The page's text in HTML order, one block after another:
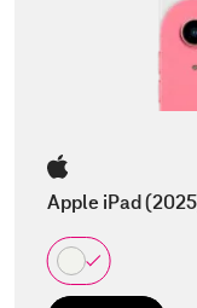
Apple iPad